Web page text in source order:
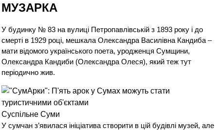
МУЗАРКА
У будинку № 83 на вулиці Петропавлівській з 1893 року і до
смерті в 1929 році, мешкала Олександра Василівна Кандиба –
мати відомого українського поета, уродженця Сумщини,
Олександра Кандиби (Олександра Олеся), який теж тут
періодично жив.
Суспільне Суми
У сумчан з’явилася ініціатива створити в цій будівлі музей, але